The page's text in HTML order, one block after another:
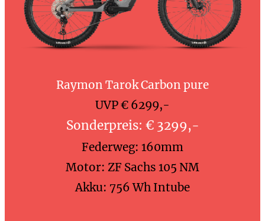
Raymon Tarok Carbon pure
UVP € 6299,-
Sonderpreis: € 3299,-
Federweg: 160mm
Motor: ZF Sachs 105 NM
Akku: 756 Wh Intube